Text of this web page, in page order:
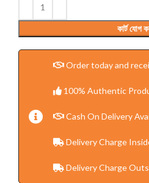
কার্ট যোগ
Order today and
100% Authentic
Cash On Delivery
Delivery Charge
Delivery Charge